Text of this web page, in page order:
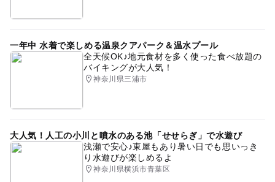
一年中 水着で楽しめる温泉クアパーク＆温水プール
全天候OK♪地元食材を多く使った食べ放題の
バイキングが大人気！
神奈川県三浦市
大人気！人工の小川と噴水のある池「せせらぎ」で水遊び
浅瀬で安心♪東屋もあり暑い日でも思いっき
り水遊びが楽しめるよ
神奈川県横浜市青葉区